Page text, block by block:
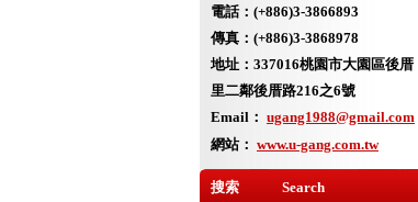
電話：(+886)3-3866893
傳真：(+886)3-3868978
地址： 337016桃園市大園區後厝
里二鄰後厝路216之6號
Email： ugang1988@gmail.com
網站： www.u-gang.com.tw
搜索 Search